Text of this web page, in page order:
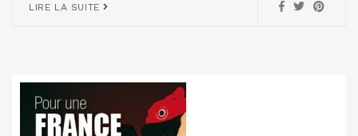
LIRE LA SUITE